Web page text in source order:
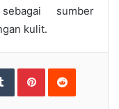
sumber
kulit.
TumblrPinterestReddit